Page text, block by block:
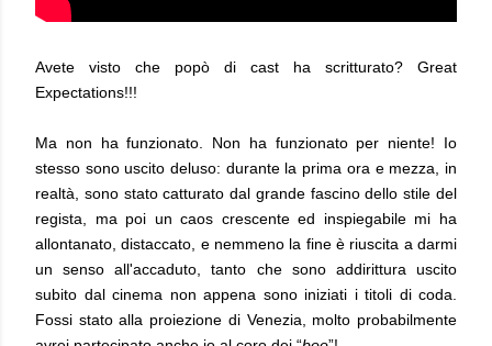
Avete visto che popò di cast ha scritturato? Great
Expectations!!!
Ma non ha funzionato. Non ha funzionato per niente! Io
stesso sono uscito deluso: durante la prima ora e mezza, in
realtà, sono stato catturato dal grande fascino dello stile del
regista, ma poi un caos crescente ed inspiegabile mi ha
allontanato, distaccato, e nemmeno la fine è riuscita a darmi
un senso all'accaduto, tanto che sono addirittura uscito
subito dal cinema non appena sono iniziati i titoli di coda.
Fossi stato alla proiezione di Venezia, molto probabilmente